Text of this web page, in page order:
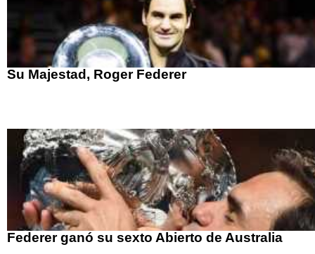
Su Majestad, Roger Federer
Federer ganó su sexto Abierto de Australia